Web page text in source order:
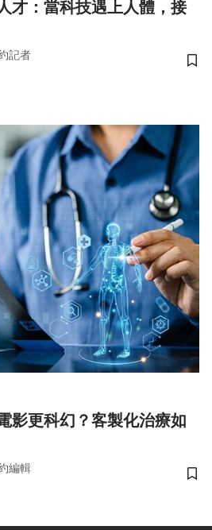
才：當科技遇上人體，接
記者
儲
影更科幻？客製化治療如
編輯
儲